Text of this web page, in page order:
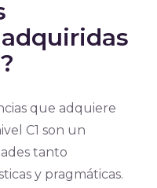
que adquiere
C1 son un
tanto
y pragmáticas.